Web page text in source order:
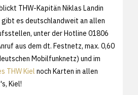
THW-Kapitän Niklas Landin
gibt es deutschlandweit an allen
unter der Hotline 01806
aus dem dt. Festnetz, max. 0,60
Mobilfunknetz) und im
THW Kiel noch Karten in allen
Kiel!